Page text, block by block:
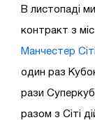
В листопаді
контракт з
Манчестер Сіті
один раз
рази
разом з Сіті